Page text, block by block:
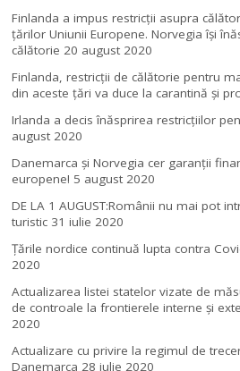
Finlanda a impus restricţii asupra
ţărilor Uniunii Europene. Norvegia își
călătorie 20 august 2020
Finlanda, restricţii de călătorie pentru
din aceste ţări va duce la carantină şi
Irlanda a decis înăsprirea restricțiilor
august 2020
Danemarca și Norvegia cer garanții
europene! 5 august 2020
DE LA 1 AUGUST:Românii nu mai pot
turistic 31 iulie 2020
Țările nordice continuă lupta contra
2020
Actualizarea listei statelor vizate de
de controale la frontierele interne și
2020
Actualizare cu privire la regimul de
Danemarca 28 iulie 2020